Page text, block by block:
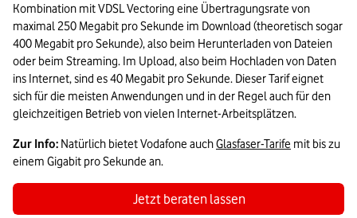
Kombination mit VDSL Vectoring eine Übertragungsrate von
maximal 250 Megabit pro Sekunde im Download (theoretisch sogar
400 Megabit pro Sekunde), also beim Herunterladen von Dateien
oder beim Streaming. Im Upload, also beim Hochladen von Daten
ins Internet, sind es 40 Megabit pro Sekunde. Dieser Tarif eignet
sich für die meisten Anwendungen und in der Regel auch für den
gleichzeitigen Betrieb von vielen Internet-Arbeitsplätzen.
Zur Info: Natürlich bietet Vodafone auch Glasfaser-Tarife mit bis zu
einem Gigabit pro Sekunde an.
Jetzt beraten lassen